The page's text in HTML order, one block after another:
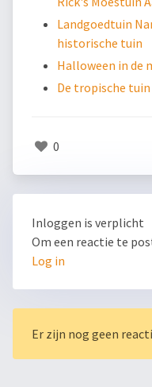
Landgoedtuin
historische tuin
Halloween in de
De tropische
0
Inloggen is verplicht
Om een reactie te
Log in
Er zijn nog geen